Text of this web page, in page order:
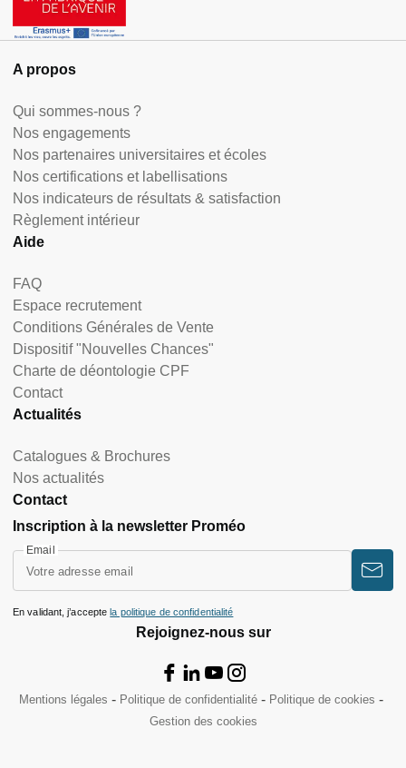
A propos
Qui sommes-nous ?
Nos engagements
Nos partenaires universitaires et écoles
Nos certifications et labellisations
Nos indicateurs de résultats & satisfaction
Règlement intérieur
Aide
FAQ
Espace recrutement
Conditions Générales de Vente
Dispositif "Nouvelles Chances"
Charte de déontologie CPF
Contact
Actualités
Catalogues & Brochures
Nos actualités
Contact
Rejoignez-nous sur
Inscription à la newsletter Proméo
Email
En validant, j’accepte la politique de confidentialité
Mentions légales Politique de confidentialité
Politique de cookies
Gestion des cookies